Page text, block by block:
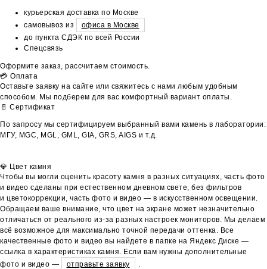
курьерская доставка по Москве
самовывоз из
офиса в Москве
до пункта СДЭК по всей России
Спецсвязь
Оформите заказ, рассчитаем стоимость.
💳 Оплата
Оставьте заявку на сайте или свяжитесь с нами любым удобным
способом. Мы подберем для вас комфортный вариант оплаты.
📄 Сертификат
По запросу мы сертифицируем выбранный вами камень в лаборатории:
МГУ, MGC, MGL, GML, GIA, GRS, AIGS и т.д.
💎 Цвет камня
Чтобы вы могли оценить красоту камня в разных ситуациях, часть фото
и видео сделаны при естественном дневном свете, без фильтров
и цветокоррекции, часть фото и видео — в искусственном освещении.
Обращаем ваше внимание, что цвет на экране может незначительно
отличаться от реального из-за разных настроек мониторов. Мы делаем
всё возможное для максимально точной передачи оттенка. Все
качественные фото и видео вы найдете в папке на Яндекс Диске —
ссылка в характеристиках камня. Если вам нужны дополнительные
фото и видео —
отправьте заявку